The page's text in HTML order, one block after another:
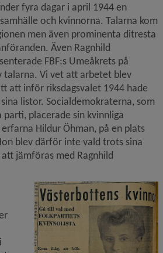
fyra dagar i april 1944 en
och kvinnorna. Talarna kom
men även prominenta ditresta
Även Ragnhild
FBF:s Umeåkrets på
talarna. Vi vet att arbetet blev
att inför riksdagsvalet 1944 hade
listor. Socialdemokraterna, som
placerade sin kvinnliga
Hildur Öhman, på en plats
blev därför inte vald trots sina
jämföras med Ragnhild